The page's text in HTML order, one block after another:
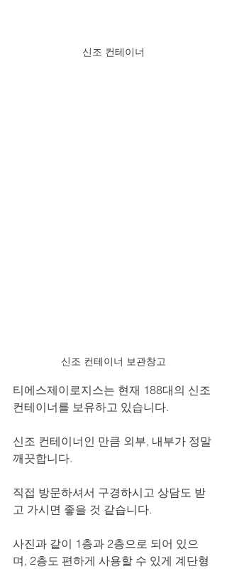
신조 컨테이너
신조 컨테이너 보관창고
티에스제이로지스는 현재 188대의 신조
컨테이너를 보유하고 있습니다.
신조 컨테이너인 만큼 외부, 내부가 정말
깨끗합니다.
직접 방문하셔서 구경하시고 상담도 받
고 가시면 좋을 것 같습니다.
사진과 같이 1층과 2층으로 되어 있으
며, 2층도 편하게 사용할 수 있게 계단형